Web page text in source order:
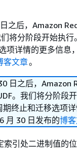
之后，Amazon
将分阶段开始执
项详情的更多信息
客文章。
日之后，Amazon
。我们将分阶段
期终止和迁移选项
月 30 日发布的博
索引处二进制值的位